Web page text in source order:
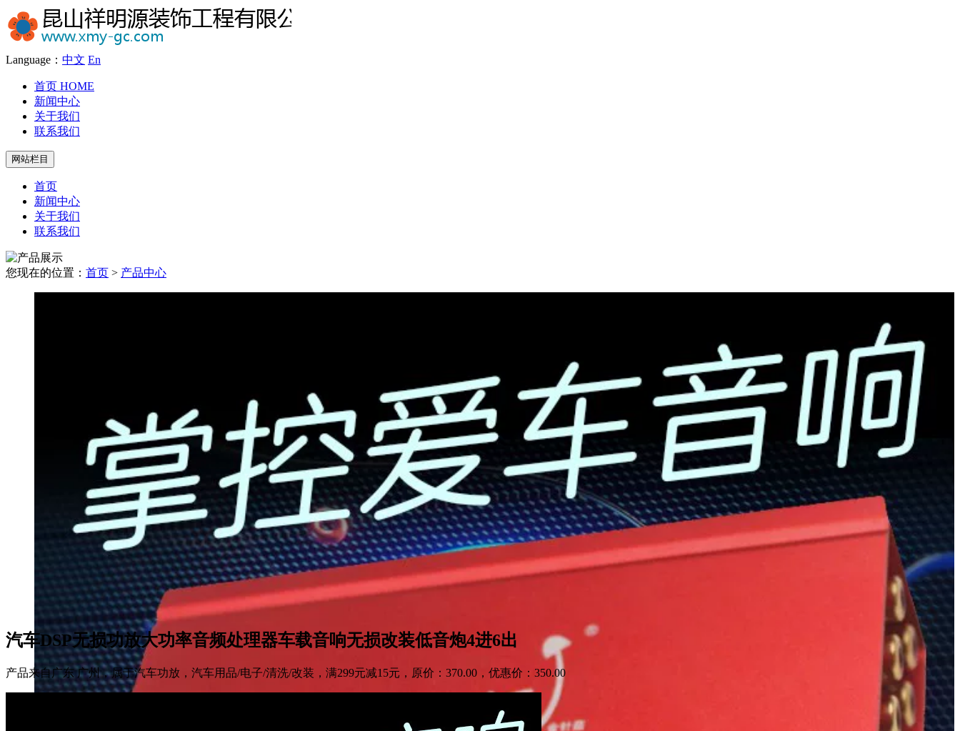
Language： 中文 En
首页 HOME
新闻中心
关于我们
联系我们
网站栏目
首页
新闻中心
关于我们
联系我们
您现在的位置： 首页 > 产品中心
汽车DSP无损功放大功率音频处理器车载音响无损改装低音炮4进6出
产品来自广东 广州，属于汽车功放，汽车用品/电子/清洗/改装，满299元减15元，原价：370.00，优惠价：350.00